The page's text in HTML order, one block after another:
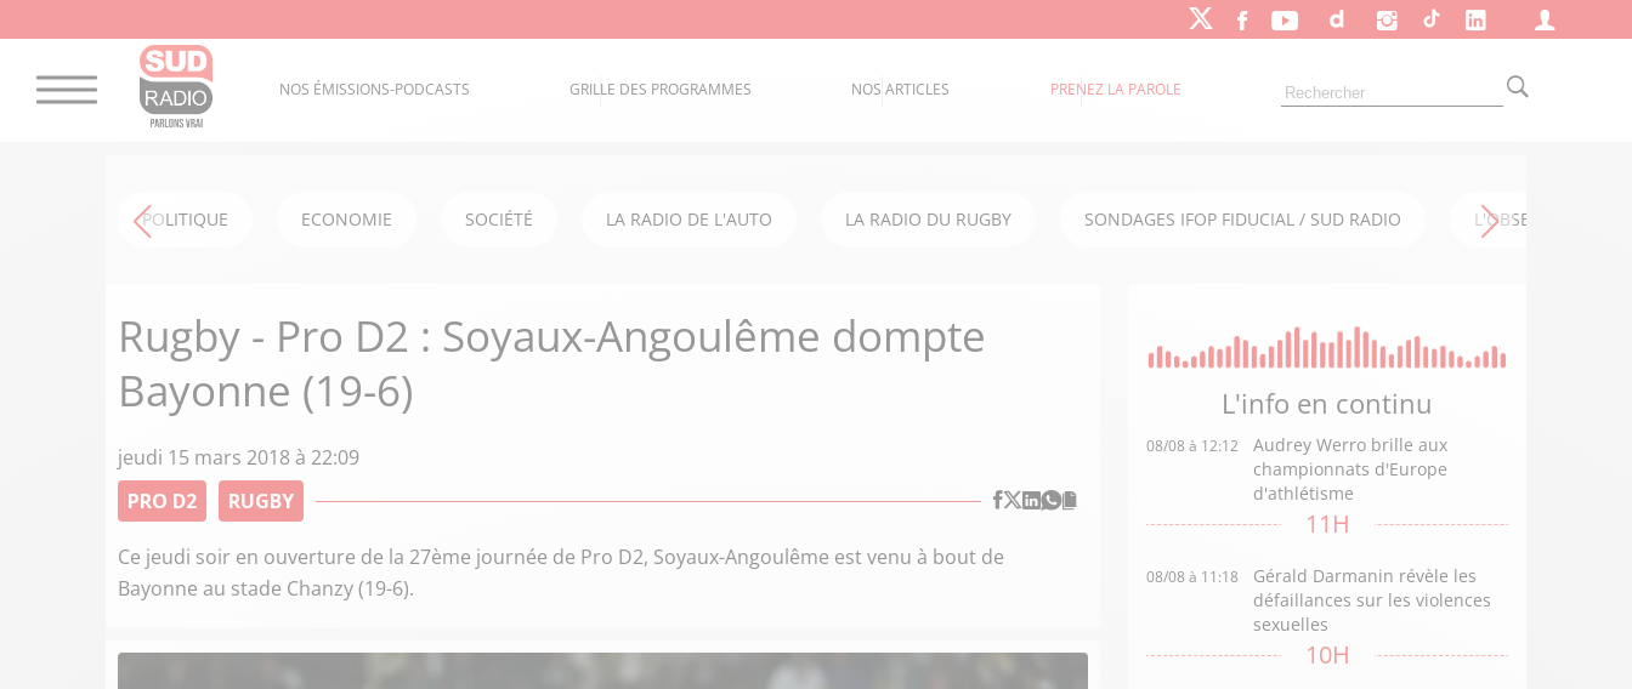
NOS ÉMISSIONS-PODCASTS GRILLE DES PROGRAMMES NOS ARTICLES PRENEZ LA PAROLE
POLITIQUE ECONOMIE SOCIÉTÉ LA RADIO DE L'AUTO LA RADIO DU RUGBY SONDAGES IFOP FIDUCIAL / SUD RADIO L'OBSERVATOIRE
Rugby - Pro D2 : Soyaux-Angoulême dompte
Bayonne (19-6)
jeudi 15 mars 2018 à 22:09
PRO D2
RUGBY
Ce jeudi soir en ouverture de la 27ème journée de Pro D2, Soyaux-Angoulême est venu à bout de
Bayonne au stade Chanzy (19-6).
L'info en continu
08/08 à 12:12
Audrey Werro brille aux
championnats d'Europe
d'athlétisme
11H
08/08 à 11:18
Gérald Darmanin révèle les
défaillances sur les violences
sexuelles
10H